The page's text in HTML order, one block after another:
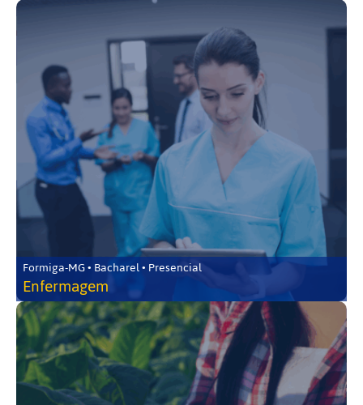
Formiga-MG • Bacharel • Presencial
Enfermagem